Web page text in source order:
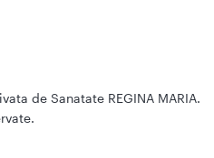
de Sanatate REGINA MARIA.